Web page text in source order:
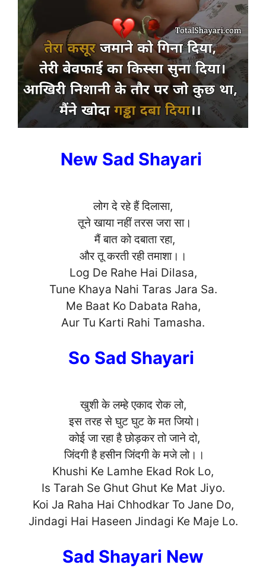
New Sad Shayari
लोग दे रहे हैं दिलासा,
तूने खाया नहीं तरस जरा सा।
मैं बात को दबाता रहा,
और तू करती रही तमाशा।।
Log De Rahe Hai Dilasa,
Tune Khaya Nahi Taras Jara Sa.
Me Baat Ko Dabata Raha,
Aur Tu Karti Rahi Tamasha.
So Sad Shayari
खुशी के लम्हे एकाद रोक लो,
इस तरह से घुट घुट के मत जियो।
कोई जा रहा है छोड़कर तो जाने दो,
जिंदगी है हसीन जिंदगी के मजे लो।।
Khushi Ke Lamhe Ekad Rok Lo,
Is Tarah Se Ghut Ghut Ke Mat Jiyo.
Koi Ja Raha Hai Chhodkar To Jane Do,
Jindagi Hai Haseen Jindagi Ke Maje Lo.
Sad Shayari New